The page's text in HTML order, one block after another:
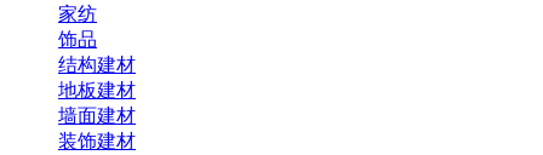
家纺
饰品
结构建材
地板建材
墙面建材
装饰建材